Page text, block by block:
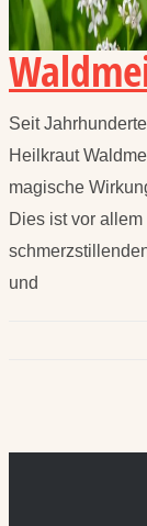
Seit
Heilkraut
magische
Dies ist vor
und